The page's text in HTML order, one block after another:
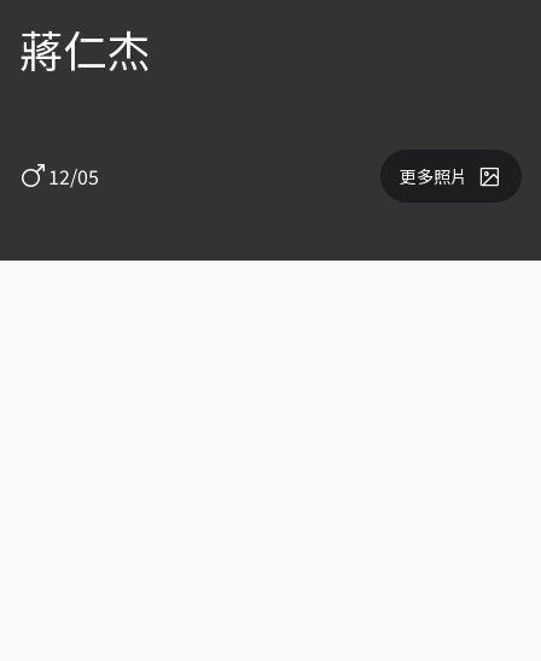
蔣仁杰
12/05 更多照片